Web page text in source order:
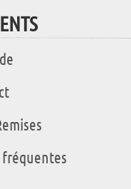
fréquentes